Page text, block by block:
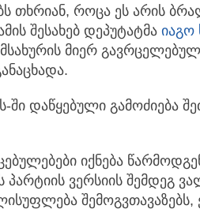
თხრიან, როცა ეს არის
შესახებ დეპუტატმა იაგო
მიერ
ში დაწყებული გამოძიება
იქნება
ვერსიის შემდეგ
შემოგვთავაზებს,